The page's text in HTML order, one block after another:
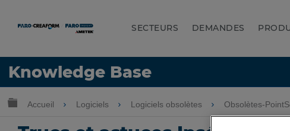
SECTEURS DEMANDES
Knowledge Base
LANGUE
Développer/réduire la hiérarchie globale
Accueil Logiciels Logiciels obsolètes Obsolètes-